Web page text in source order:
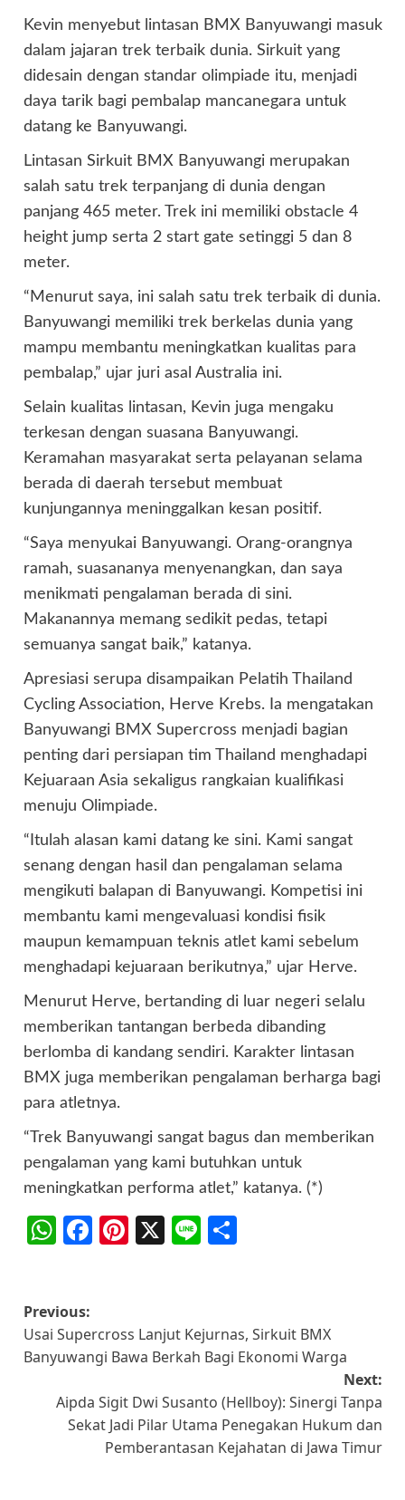
Kevin menyebut lintasan BMX Banyuwangi masuk
dalam jajaran trek terbaik dunia. Sirkuit yang
didesain dengan standar olimpiade itu, menjadi
daya tarik bagi pembalap mancanegara untuk
datang ke Banyuwangi.
Lintasan Sirkuit BMX Banyuwangi merupakan
salah satu trek terpanjang di dunia dengan
panjang 465 meter. Trek ini memiliki obstacle 4
height jump serta 2 start gate setinggi 5 dan 8
meter.
“Menurut saya, ini salah satu trek terbaik di dunia.
Banyuwangi memiliki trek berkelas dunia yang
mampu membantu meningkatkan kualitas para
pembalap,” ujar juri asal Australia ini.
Selain kualitas lintasan, Kevin juga mengaku
terkesan dengan suasana Banyuwangi.
Keramahan masyarakat serta pelayanan selama
berada di daerah tersebut membuat
kunjungannya meninggalkan kesan positif.
“Saya menyukai Banyuwangi. Orang-orangnya
ramah, suasananya menyenangkan, dan saya
menikmati pengalaman berada di sini.
Makanannya memang sedikit pedas, tetapi
semuanya sangat baik,” katanya.
Apresiasi serupa disampaikan Pelatih Thailand
Cycling Association, Herve Krebs. Ia mengatakan
Banyuwangi BMX Supercross menjadi bagian
penting dari persiapan tim Thailand menghadapi
Kejuaraan Asia sekaligus rangkaian kualifikasi
menuju Olimpiade.
“Itulah alasan kami datang ke sini. Kami sangat
senang dengan hasil dan pengalaman selama
mengikuti balapan di Banyuwangi. Kompetisi ini
membantu kami mengevaluasi kondisi fisik
maupun kemampuan teknis atlet kami sebelum
menghadapi kejuaraan berikutnya,” ujar Herve.
Menurut Herve, bertanding di luar negeri selalu
memberikan tantangan berbeda dibanding
berlomba di kandang sendiri. Karakter lintasan
BMX juga memberikan pengalaman berharga bagi
para atletnya.
“Trek Banyuwangi sangat bagus dan memberikan
pengalaman yang kami butuhkan untuk
meningkatkan performa atlet,” katanya. (*)
WhatsApp
Facebook
Pinterest
X Line
Post
navigation
Previous:
Usai Supercross Lanjut Kejurnas, Sirkuit BMX
Banyuwangi Bawa Berkah Bagi Ekonomi Warga
Next:
Aipda Sigit Dwi Susanto (Hellboy): Sinergi Tanpa
Sekat Jadi Pilar Utama Penegakan Hukum dan
Pemberantasan Kejahatan di Jawa Timur